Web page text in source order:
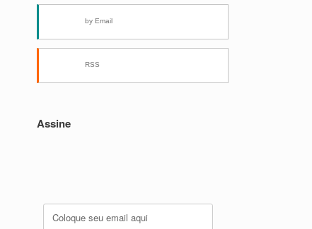
by Email
RSS
Assine